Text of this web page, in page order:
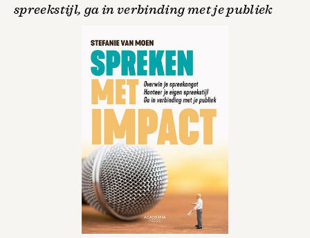
spreekstijl, ga in verbinding met je publiek